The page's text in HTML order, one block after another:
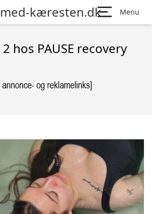
kæresten.dk Menu
hos PAUSE recovery